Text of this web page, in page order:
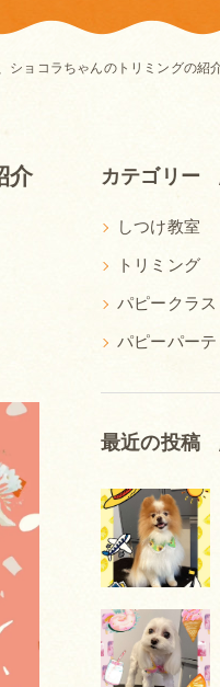
ョコラちゃんのトリミングの紹
介
カテゴリー
しつけ教室
トリミング
パピークラス
パピーパーテ
最近の投稿